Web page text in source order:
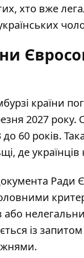
хто вже
країни
2027
до 60 років.
де
Ради
або
із